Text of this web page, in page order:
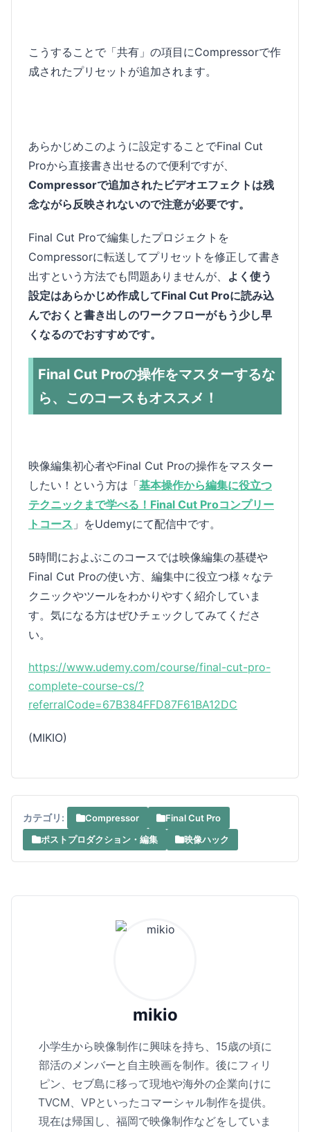
こうすることで「共有」の項目にCompressorで作
成されたプリセットが追加されます。
あらかじめこのように設定することでFinal Cut
Proから直接書き出せるので便利ですが、
Compressorで追加されたビデオエフェクトは残
念ながら反映されないので注意が必要です。
Final Cut Proで編集したプロジェクトを
Compressorに転送してプリセットを修正して書き
出すという方法でも問題ありませんが、 よく使う
設定はあらかじめ作成してFinal Cut Proに読み込
んでおくと書き出しのワークフローがもう少し早
くなるのでおすすめです。
Final Cut Proの操作をマスターするな
ら、このコースもオススメ！
映像編集初心者やFinal Cut Proの操作をマスター
したい！という方は「基本操作から編集に役立つ
テクニックまで学べる！Final Cut Proコンプリー
トコース 」をUdemyにて配信中です。
5時間におよぶこのコースでは映像編集の基礎や
Final Cut Proの使い方、編集中に役立つ様々なテ
クニックやツールをわかりやすく紹介していま
す。気になる方はぜひチェックしてみてくださ
い。
https://www.udemy.com/course/final-cut-pro-
complete-course-cs/?
referralCode=67B384FFD87F61BA12DC
(MIKIO)
カテゴリ: Compressor
Final Cut Pro
ポストプロダクション・編集
映像ハック
mikio
小学生から映像制作に興味を持ち、15歳の頃に
部活のメンバーと自主映画を制作。後にフィリ
ピン、セブ島に移って現地や海外の企業向けに
TVCM、VPといったコマーシャル制作を提供。
現在は帰国し、福岡で映像制作などをしていま